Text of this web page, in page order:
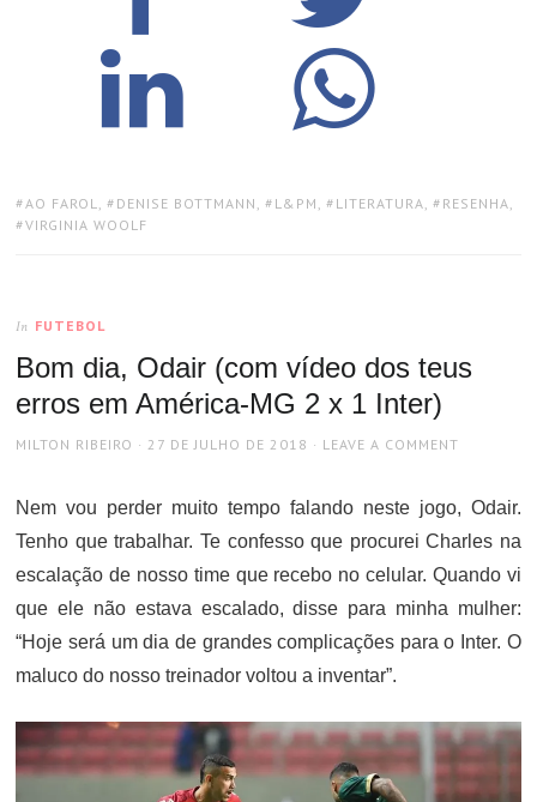
TAGS:
AO FAROL, DENISE BOTTMANN , L&PM , LITERATURA, RESENHA,
VIRGINIA WOOLF
In FUTEBOL
Bom dia, Odair (com vídeo dos teus
erros em América-MG 2 x 1 Inter)
AUTHOR
MILTON RIBEIRO
POSTED
27 DE JULHO DE 2018 LEAVE A COMMENT
Nem vou perder muito tempo falando neste jogo, Odair.
Tenho que trabalhar. Te confesso que procurei Charles na
escalação de nosso time que recebo no celular. Quando vi
que ele não estava escalado, disse para minha mulher:
“Hoje será um dia de grandes complicações para o Inter. O
maluco do nosso treinador voltou a inventar”.